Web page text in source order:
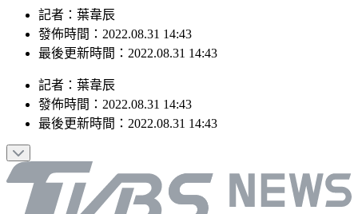
記者：葉韋辰
發佈時間：2022.08.31 14:43
最後更新時間：2022.08.31 14:43
記者 ： 葉韋辰
發佈時間： 2022.08.31 14:43
最後更新時間： 2022.08.31 14:43